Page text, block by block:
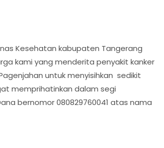
Kesehatan kabupaten Tangerang
kami yang menderita penyakit kanker
untuk menyisihkan sedikit
memprihatinkan dalam segi
bernomor 080829760041 atas nama